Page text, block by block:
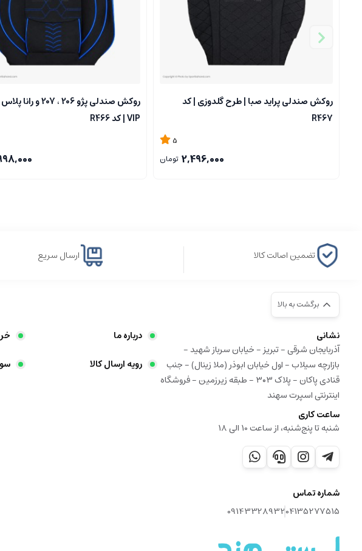
روکش صندلی پراید صبا | طرح گلدوزی | کد
R467
5
2,496,000 تومان
روکش صندلی پژو 206 ، 207
VIP | کد R466
تضمین اصالت کالا ارسال سریع
برگشت به بالا
نشانی
آذربایجان شرقی - تبریز - خیابان سرباز شهید -
بازارچه سیلاب - اول خیابان ابوذر (ملا زینال) - جنب
قنادی پاکان - پلاک ۳۰۳ - طبقه زیرزمین - فروشگاه
اینترنتی اسپرت سهند
ساعت کاری
شنبه تا پنج‌شنبه، از ساعت 10 الی 18
شماره تماس
04135277515
09143328932
درباره ما
رویه ارسال کالا